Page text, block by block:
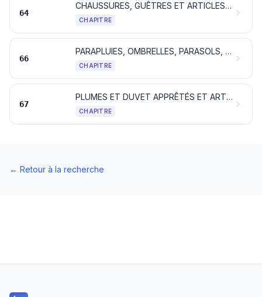
64
CHAUSSURES, GUÊTRES ET ARTICLES ANALOGUES; PARTIES DE CES OBJETS
CHAPITRE
66
PARAPLUIES, OMBRELLES, PARASOLS, CANNES, CANNES-SIÈGES, FOUETS, CRAVACHES ET LEURS PARTIES
CHAPITRE
67
PLUMES ET DUVET APPRÊTÉS ET ARTICLES EN PLUMES OU EN DUVET; FLEURS ARTIFICIELLES; OUVRAGES EN CHEVEUX
CHAPITRE
← Retour à la recherche